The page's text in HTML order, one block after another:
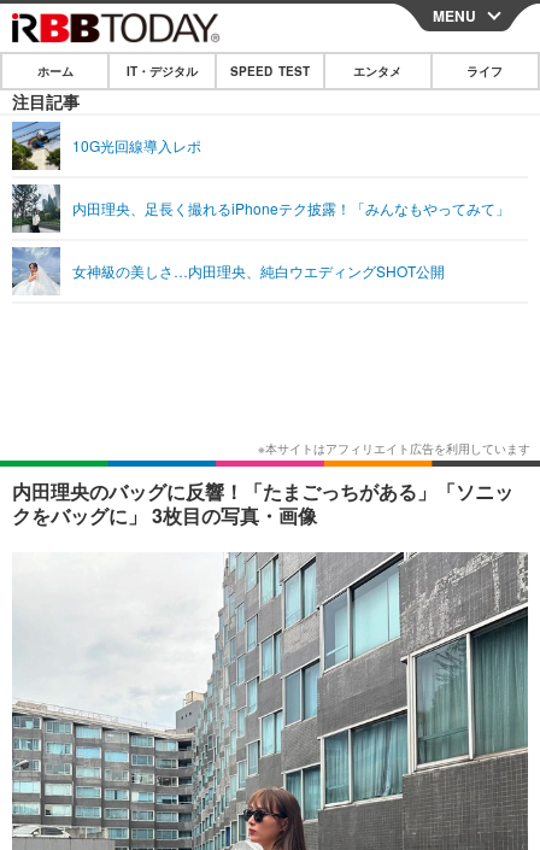
CLOSE
ホーム
IT・デジタル
ショッピング その他
SPEED TEST
エンタメ
エンタメTOP 映画・ドラマ
ショッピング その他
ライフ
MENU
ホーム IT・デジタル SPEED TEST エンタメ ライフ
注目記事
10G光回線導入レポ
内田理央、足長く撮れるiPhoneテク披露！「みんなもやってみて」
女神級の美しさ…内田理央、純白ウエディングSHOT公開
内田理央のバッグに反響！「たまごっちがある」「ソニッ
クをバッグに」 3枚目の写真・画像